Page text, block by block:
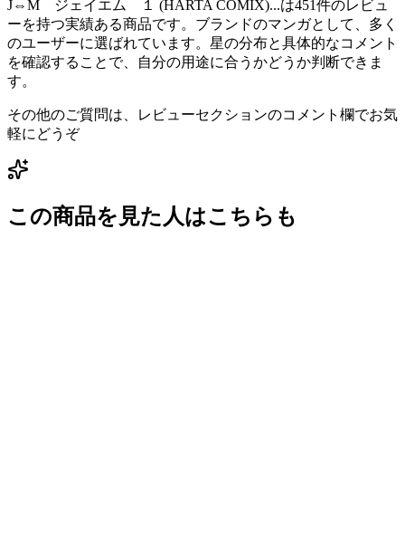
J⇔M ジェイエム １ (HARTA COMIX)...は451件のレビュ
ーを持つ実績ある商品です。ブランドのマンガとして、多く
のユーザーに選ばれています。星の分布と具体的なコメント
を確認することで、自分の用途に合うかどうか判断できま
す。
その他のご質問は、レビューセクションのコメント欄でお気
軽にどうぞ
この商品を見た人はこちらも